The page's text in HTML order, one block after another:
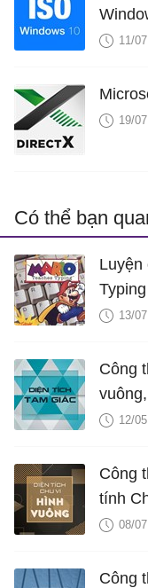
11/07
19/07
Có thể bạn
Luyện
cực13/07
Công
12/05
Công
tính
08/07
Công